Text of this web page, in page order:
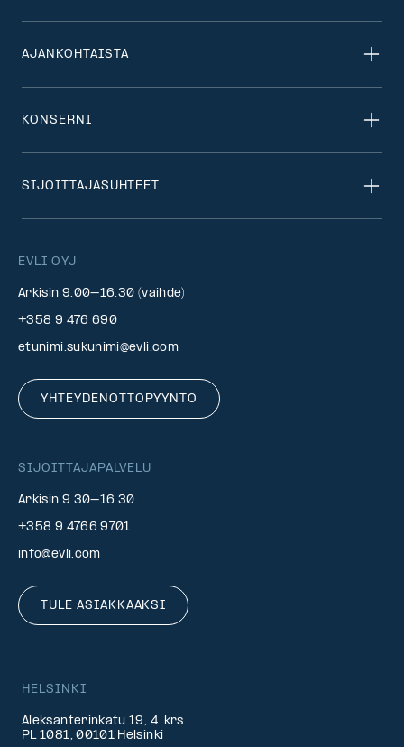
EVLI OYJ
Arkisin 9.00–16.30 (vaihde)
+358 9 476 690
etunimi.sukunimi@evli.com
YHTEYDENOTTOPYYNTÖ
SIJOITTAJAPALVELU
Arkisin 9.30–16.30
+358 9 4766 9701
info@evli.com
TULE ASIAKKAAKSI
AJANKOHTAISTA
KONSERNI
SIJOITTAJASUHTEET
HELSINKI
Aleksanterinkatu 19, 4. krs
PL 1081, 00101 Helsinki